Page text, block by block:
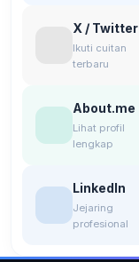
X / Twitter
Ikuti cuitan
terbaru
About.me
Lihat profil
lengkap
LinkedIn
Jejaring
profesional